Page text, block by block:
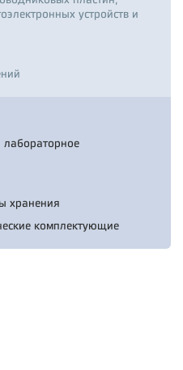
устройств и
лабораторное
хранения
комплектующие